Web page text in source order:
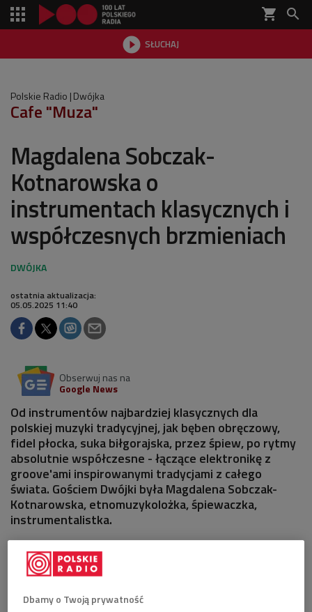
shopping_cart 
 SŁUCHAJ

Polskie Radio Dwójka
Cafe "Muza"
Magdalena Sobczak-
Kotnarowska o
instrumentach klasycznych i
współczesnych brzmieniach
ostatnia aktualizacja:
05.05.2025 11:40
Obserwuj nas na
Google News
Od instrumentów najbardziej klasycznych dla
polskiej muzyki tradycyjnej, jak bęben obręczowy,
fidel płocka, suka biłgorajska, przez śpiew, po rytmy
absolutnie współczesne - łączące elektronikę z
groove'ami inspirowanymi tradycjami z całego
świata. Gościem Dwójki była Magdalena Sobczak-
Kotnarowska, etnomuzykolożka, śpiewaczka,
instrumentalistka.
Dbamy o Twoją prywatność